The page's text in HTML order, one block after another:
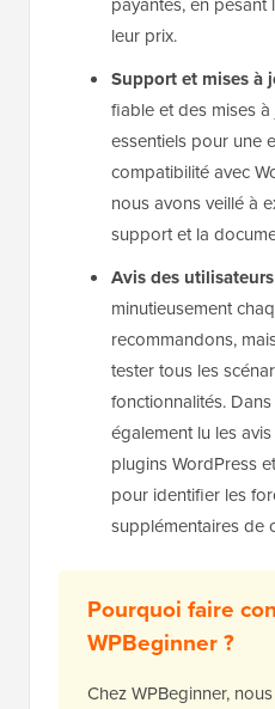
leur prix.
Support et mises à
fiable et des mises
essentiels pour une
compatibilité avec
nous avons veillé à
support et la
Avis des
minutieusement
recommandons,
tester tous les
fonctionnalités.
également lu les
plugins WordPress
pour identifier les
supplémentaires de
Pourquoi faire
WPBeginner ?
Chez WPBeginner,